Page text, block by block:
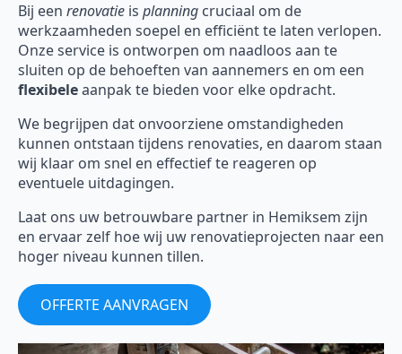
Bij een renovatie is planning cruciaal om de
werkzaamheden soepel en efficiënt te laten verlopen.
Onze service is ontworpen om naadloos aan te
sluiten op de behoeften van aannemers en om een
flexibeleaanpak te bieden voor elke opdracht.
We begrijpen dat onvoorziene omstandigheden
kunnen ontstaan tijdens renovaties, en daarom staan
wij klaar om snel en effectief te reageren op
eventuele uitdagingen.
Laat ons uw betrouwbare partner in Hemiksem zijn
en ervaar zelf hoe wij uw renovatieprojecten naar een
hoger niveau kunnen tillen.
OFFERTE AANVRAGEN